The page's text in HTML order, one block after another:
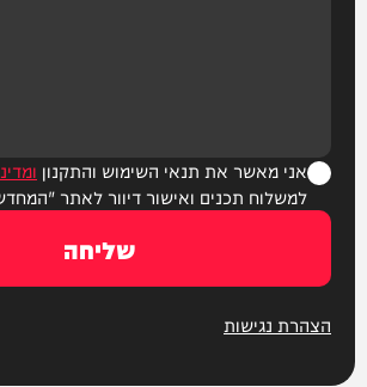
אני מאשר את תנאי השימוש והתקנון
למשלוח תכנים ואישור דיוור לאתר
שליחה
הצהרת נגישות